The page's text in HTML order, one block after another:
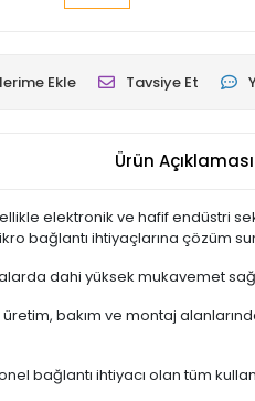
Ekle Tavsiye Et
Ürün Açıklaması
elektronik ve hafif endüstri
bağlantı ihtiyaçlarına çözüm
dahi yüksek mukavemet
bakım ve montaj
bağlantı ihtiyacı olan tüm